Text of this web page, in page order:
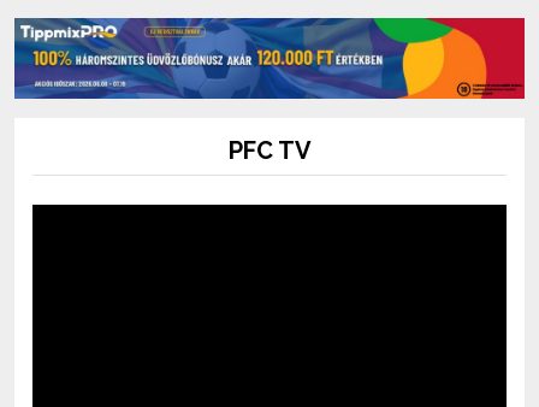
PFC TV